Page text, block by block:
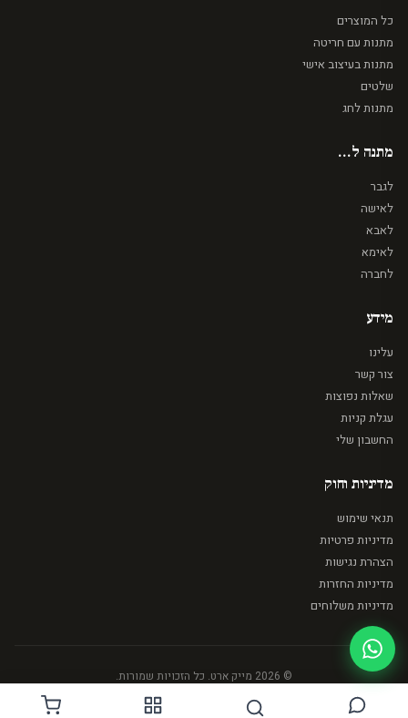
כל המוצרים
מתנות עם חריטה
מתנות בעיצוב אישי
שלטים
מתנות לחג
מתנה ל...
לגבר
לאישה
לאבא
לאימא
לחברה
מידע
עלינו
צור קשר
שאלות נפוצות
עגלת קניות
החשבון שלי
מדיניות וחוק
תנאי שימוש
מדיניות פרטיות
הצהרת נגישות
מדיניות החזרות
מדיניות משלוחים
© 2026 מייק ארט. כל הזכויות שמורות.